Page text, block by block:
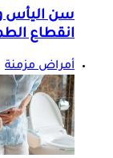
سن اليأس
انقطاع
أمراض مزمنة